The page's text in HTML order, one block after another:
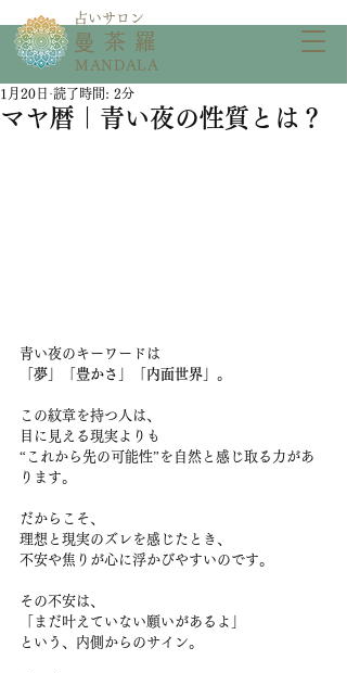
​占いサロン
​曼茶羅
MANDALA
マヤ暦｜青い夜の性質とは？
1月20日 読了時間: 2分
青い夜のキーワードは
「夢」「豊かさ」「内面世界」 。
この紋章を持つ人は、
目に見える現実よりも
“これから先の可能性”を自然と感じ取る力があ
ります。
だからこそ、
理想と現実のズレを感じたとき、
不安や焦りが心に浮かびやすいのです。
その不安は、
「まだ叶えていない願いがあるよ」
という、内側からのサイン。